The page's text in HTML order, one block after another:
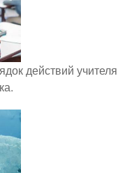
действий учителя